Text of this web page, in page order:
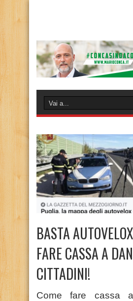
BASTA
FARE CASSA A
CITTADINI!
Come fare cassa